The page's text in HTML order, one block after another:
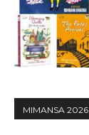
MIMANSA 2026